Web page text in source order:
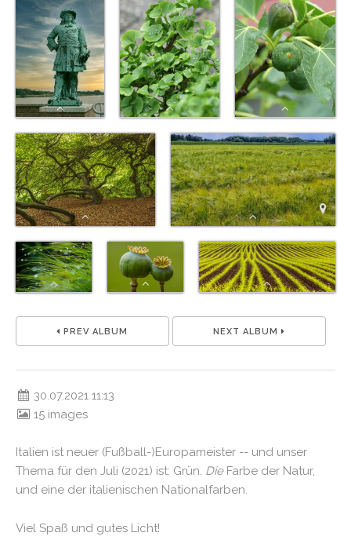
PREV ALBUM NEXT ALBUM
30.07.2021 11:13
15 images
Italien ist neuer (Fußball-)Europameister -- und unser
Thema für den Juli (2021) ist: Grün. DieFarbe der Natur,
und eine der italienischen Nationalfarben.
Viel Spaß und gutes Licht!